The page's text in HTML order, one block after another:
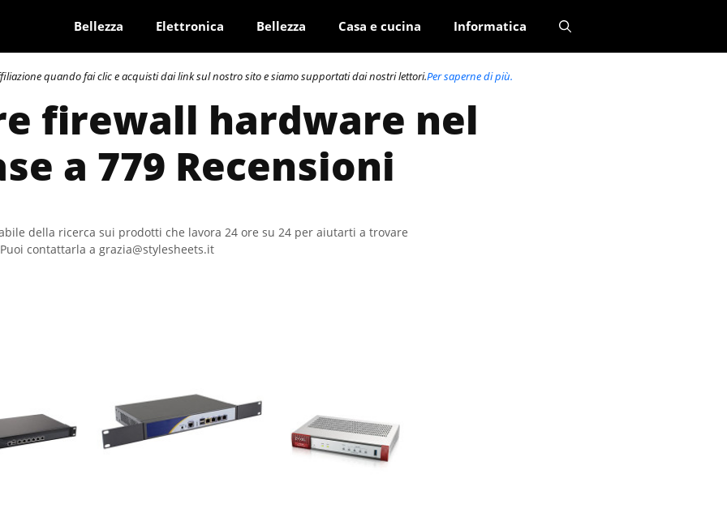
Bellezza Elettronica Bellezza Casa e cucina Informatica
quando fai clic e acquisti dai link sul nostro sito e siamo supportati dai nostri lettori.Per saperne di più.
firewall hardware nel
a 779 Recensioni
della ricerca sui prodotti che lavora 24 ore su 24 per aiutarti a trovare
contattarla a grazia@stylesheets.it